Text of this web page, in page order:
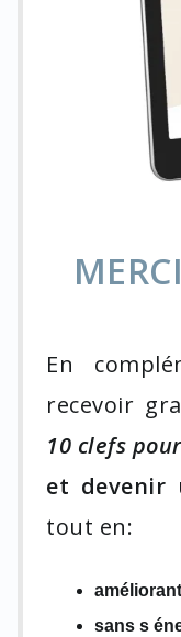
En
recevoir
10 clefs
et devenir
tout en:
sans s